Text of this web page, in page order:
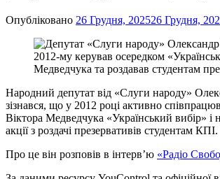
Опубліковано 26 Грудня, 202526 Грудня,
Народний депутат від «Слуги народу»
зізнався, що у 2012 році активно
Віктора Медведчука «Український вибір» і
акції з роздачі презервативів студентам КПІ.
Про це він розповів в інтерв’ю «Радіо